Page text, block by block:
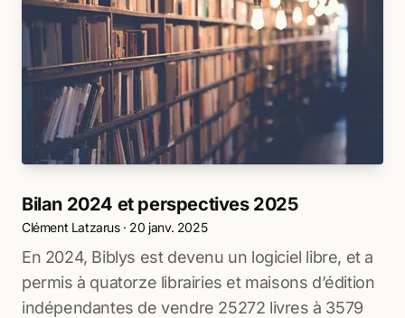
Bilan 2024 et perspectives 2025
Clément Latzarus· 20 janv. 2025
En 2024, Biblys est devenu un logiciel libre, et a
permis à quatorze librairies et maisons d’édition
indépendantes de vendre 25272 livres à 3579